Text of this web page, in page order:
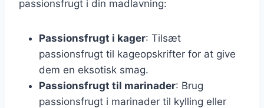
passionsfrugt i din madlavning:
Passionsfrugt i kager: Tilsæt
passionsfrugt til kageopskrifter for at give
dem en eksotisk smag.
Passionsfrugt til marinader: Brug
passionsfrugt i marinader til kylling eller